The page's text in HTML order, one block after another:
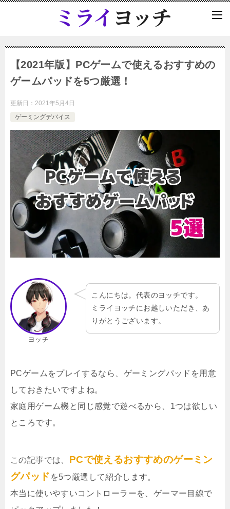
【2021年版】PCゲームで使えるおすすめの
ゲームパッドを5つ厳選！
更新日： 2021年5月4日
ゲーミングデバイス
ヨッチ
こんにちは。代表のヨッチです。
ミライヨッチにお越しいただき、あ
りがとうございます。
PCゲームをプレイするなら、ゲーミングパッドを用意
しておきたいですよね。
家庭用ゲーム機と同じ感覚で遊べるから、1つは欲しい
ところです。
この記事では、 PCで使えるおすすめのゲーミン
グパッド を5つ厳選して紹介します。
本当に使いやすいコントローラーを、ゲーマー目線で